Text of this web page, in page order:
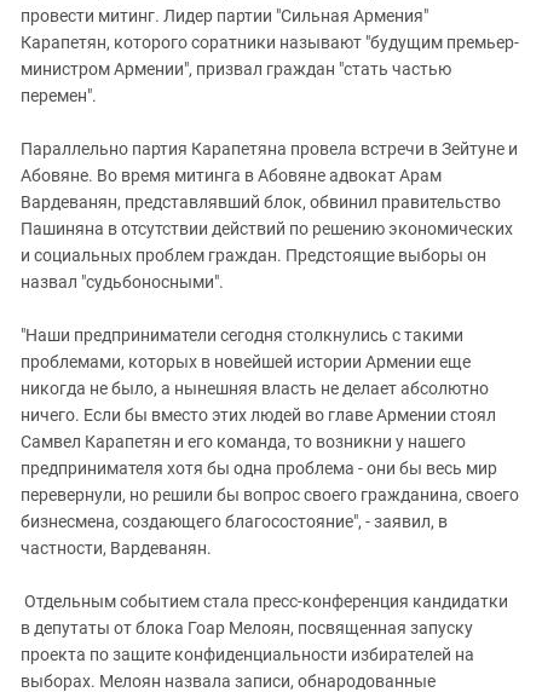
провести митинг. Лидер партии "Сильная Армения"
Карапетян, которого соратники называют "будущим премьер-
министром Армении", призвал граждан "стать частью
перемен".
Параллельно партия Карапетяна провела встречи в Зейтуне и
Абовяне. Во время митинга в Абовяне адвокат Арам
Вардеванян, представлявший блок, обвинил правительство
Пашиняна в отсутствии действий по решению экономических
и социальных проблем граждан. Предстоящие выборы он
назвал "судьбоносными".
"Наши предприниматели сегодня столкнулись с такими
проблемами, которых в новейшей истории Армении еще
никогда не было, а нынешняя власть не делает абсолютно
ничего. Если бы вместо этих людей во главе Армении стоял
Самвел Карапетян и его команда, то возникни у нашего
предпринимателя хотя бы одна проблема - они бы весь мир
перевернули, но решили бы вопрос своего гражданина, своего
бизнесмена, создающего благосостояние", - заявил, в
частности, Вардеванян.
Отдельным событием стала пресс-конференция кандидатки
в депутаты от блока Гоар Мелоян, посвященная запуску
проекта по защите конфиденциальности избирателей на
выборах. Мелоян назвала записи, обнародованные